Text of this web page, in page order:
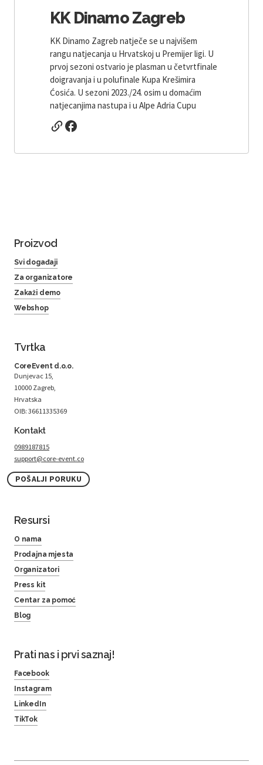
KK Dinamo Zagreb
KK Dinamo Zagreb natječe se u najvišem
rangu natjecanja u Hrvatskoj u Premijer ligi. U
prvoj sezoni ostvario je plasman u četvrtfinale
doigravanja i u polufinale Kupa Krešimira
Ćosića. U sezoni 2023./24. osim u domaćim
natjecanjima nastupa i u Alpe Adria Cupu
Proizvod
Svi događaji
Za organizatore
Zakaži demo
Webshop
Tvrtka
CoreEvent d.o.o.
Dunjevac 15,
10000 Zagreb,
Hrvatska
OIB: 36611335369
Kontakt
0989187815
support@core-event.co
POŠALJI PORUKU
Resursi
O nama
Prodajna mjesta
Organizatori
Press kit
Centar za pomoć
Blog
Prati nas i prvi saznaj!
Facebook
Instagram
LinkedIn
TikTok